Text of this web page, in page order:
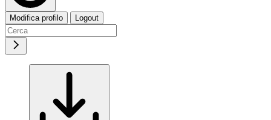
Modifica profilo Logout